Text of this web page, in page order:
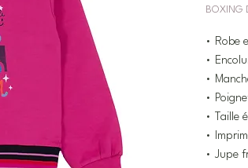
BOXING
• Robe
•
•
•
• Taille
•
• Jupe